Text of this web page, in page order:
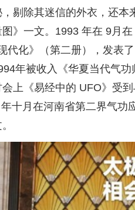
剔除其迷信的外衣，还
》一文。1993 年在 9月
代化》（第二册），发表
年被收入《华夏当代气
上《易经中的 UFO》受
十月在河南省第二界气